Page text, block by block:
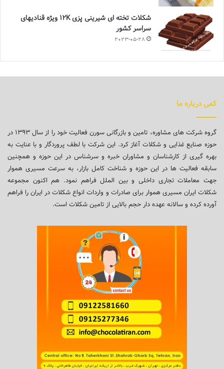
شکلات تخته ای شیرینی پزی 12K ویژه قنادیهای
سراسر کشور
2023-05-28
کمی درباره ما
گروه شرکت های مشاوره، تامین و بازرگانی سورن فعالیت خود را از سال ۱۳۹۳ در
حوزه صنایع غذایی و شکلات آغاز کرد. این شرکت با لطف پروردگار و با عنایت به
بهره گیری از کارشناسان و مشاوران خبره و سرشناس در این حوزه و همچنین
سابقه فعالیت ها در این حوزه و شناخت کامل بازار، به سرعت مسیری هموار
جهت معاملات تجاری داخلی و بین الملل فراهم نمود. هم اکنون مجموعه
شکلات ایران مسیری هموار برای صادرات و واردات انواع شکلات در ایران را فراهم
آورده کرده و سالانه عهده دار حجم بالایی از تامین شکلات است.